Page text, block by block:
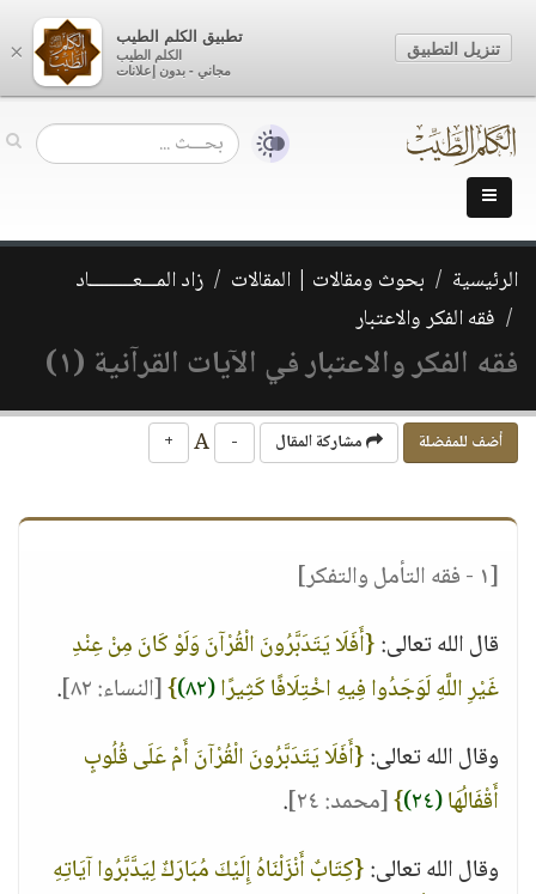
الرئيسية بحوث ومقالات | المقالات
زاد المـــعـــــــــاد
فقه الفكر والاعتبار
فقه الفكر والاعتبار في الآيات القرآنية (١)
أضف للمفضلة مشاركة المقال -
+
[١ - فقه التأمل والتفكر]
قال الله تعالى:{أَفَلَا يَتَدَبَّرُونَ الْقُرْآنَ وَلَوْ كَانَ مِنْ عِنْدِ
غَيْرِ اللَّهِ لَوَجَدُوا فِيهِ اخْتِلَافًا كَثِيرًا(٨٢) }[النساء: ٨٢]
.
وقال الله تعالى:{أَفَلَا يَتَدَبَّرُونَ الْقُرْآنَ أَمْ عَلَى قُلُوبٍ
أَقْفَالُهَا(٢٤) }[محمد: ٢٤]
.
وقال الله تعالى:{كِتَابٌ أَنْزَلْنَاهُ إِلَيْكَ مُبَارَكٌ لِيَدَّبَّرُوا آيَاتِهِ
×
تطبيق الكلم الطيب
الكلم الطيب
مجاني - بدون إعلانات
تنزيل التطبيق